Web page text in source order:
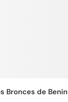
Bronces de Benin